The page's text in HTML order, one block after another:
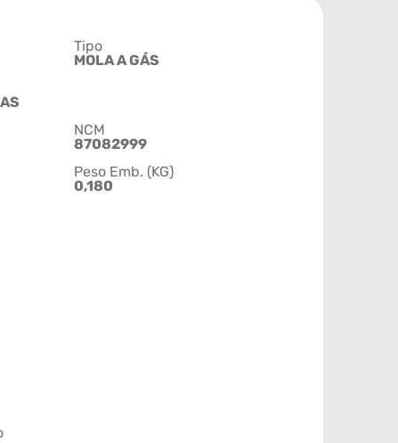
Tipo
MOLA A GÁS
NCM
87082999
Peso Emb. (KG)
0,180